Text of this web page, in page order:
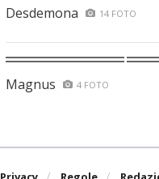
Desdemona 14 FOTO
Magnus 4 FOTO